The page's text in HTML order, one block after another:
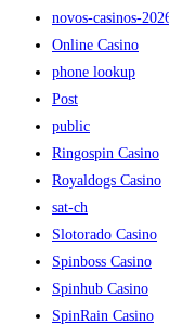
novos-casinos-
Online Casino
phone lookup
Post
public
Ringospin Casino
Royaldogs Casino
sat-ch
Slotorado Casino
Spinboss Casino
Spinhub Casino
SpinRain Casino